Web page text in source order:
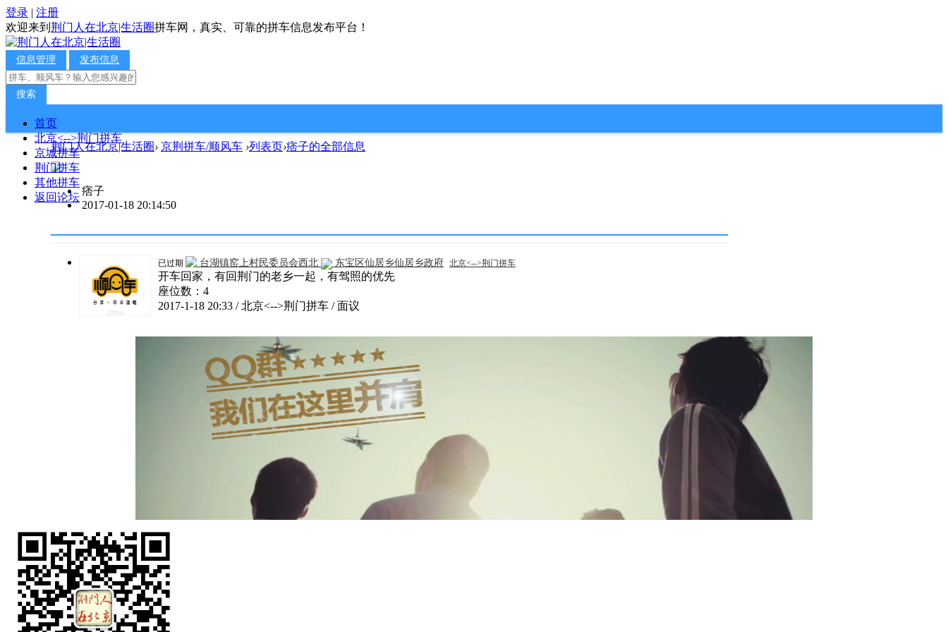
登录 | 注册
欢迎来到 荆门人在北京|生活圈拼车网，真实、可靠的拼车信息发布平台！
信息管理 发布信息
搜索
首页
北京<-->荆门拼车
京城拼车
荆门拼车
其他拼车
返回论坛
荆门人在北京|生活圈› 京荆拼车/顺风车 ›列表页›痞子的全部信息
痞子
2017-01-18 20:14:50
已过期 台湖镇窑上村民委员会西北 东宝区仙居乡仙居乡政府 北京<-->荆门拼车
开车回家，有回荆门的老乡一起，有驾照的优先
座位数：4
2017-1-18 20:33 / 北京<-->荆门拼车 / 面议